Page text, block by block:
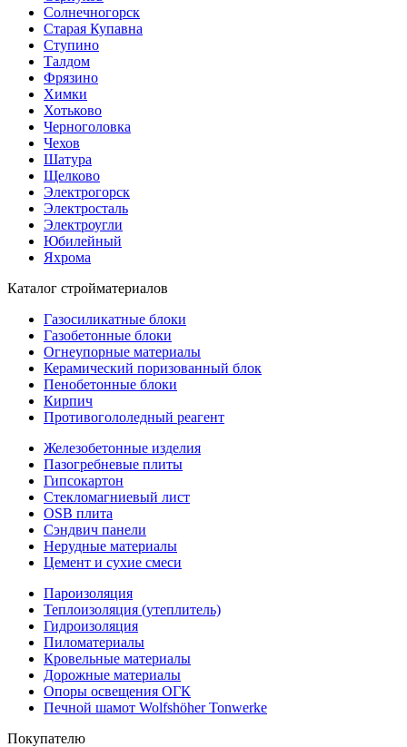
Солнечногорск
Старая Купавна
Ступино
Талдом
Фрязино
Химки
Хотьково
Черноголовка
Чехов
Шатура
Щелково
Электрогорск
Электросталь
Электроугли
Юбилейный
Яхрома
Каталог стройматериалов
Газосиликатные блоки
Газобетонные блоки
Огнеупорные материалы
Керамический поризованный блок
Пенобетонные блоки
Кирпич
Противогололедный реагент
Железобетонные изделия
Пазогребневые плиты
Гипсокартон
Стекломагниевый лист
OSB плита
Сэндвич панели
Нерудные материалы
Цемент и сухие смеси
Пароизоляция
Теплоизоляция (утеплитель)
Гидроизоляция
Пиломатериалы
Кровельные материалы
Дорожные материалы
Опоры освещения ОГК
Печной шамот Wolfshöher Tonwerke
Покупателю